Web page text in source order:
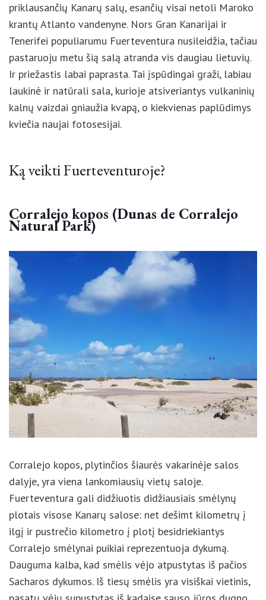
priklausančių Kanarų salų, esančių visai netoli
Maroko krantų Atlanto vandenyne. Nors Gran
Kanarijai ir Tenerifei populiarumu Fuerteventura
nusileidžia, tačiau pastaruoju metu šią salą atranda
vis daugiau lietuvių. Ir priežastis labai paprasta. Tai
įspūdingai graži, labiau laukinė ir natūrali sala,
kurioje atsiveriantys vulkaninių kalnų vaizdai
gniaužia kvapą, o kiekvienas paplūdimys kviečia
Ką veikti Fuerteventuroje?
Corralejo kopos (Dunas de Corralejo
Corralejo kopos, plytinčios šiaurės vakarinėje salos
dalyje, yra viena lankomiausių vietų saloje.
Fuerteventura gali didžiuotis didžiausiais smėlynų
plotais visose Kanarų salose: net dešimt kilometrų į
ilgį ir pustrečio kilometro į plotį besidriekiantys
Corralejo smėlynai puikiai reprezentuoja dykumą.
Dauguma kalba, kad smėlis vėjo atpustytas iš pačios
Sacharos dykumos. Iš tiesų smėlis yra visiškai